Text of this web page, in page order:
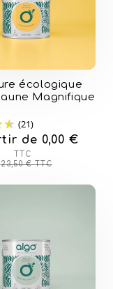
écologique
Magnifique
(21)
Prix
habituel
23,50 € TTC
Prix
soldé
de 0,00 €
TTC